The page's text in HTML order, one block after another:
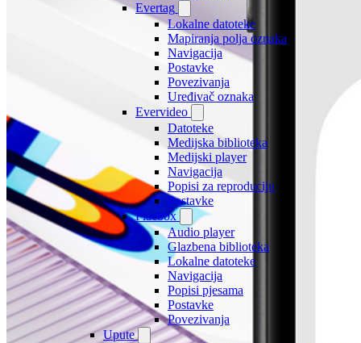
Evertag
Lokalne datoteke
Mapiranja polja oznaka
Navigacija
Postavke
Povezivanja
Uređivač oznaka
Evervideo
Datoteke
Medijska biblioteka
Medijski player
Navigacija
Popisi za reproduciju
Postavke
Flacbox
Audio player
Glazbena biblioteka
Lokalne datoteke
Navigacija
Popisi pjesama
Postavke
Povezivanja
Upute